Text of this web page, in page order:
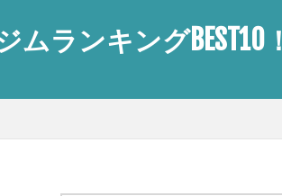
ランキングBEST10！